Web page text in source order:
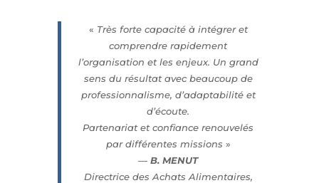
« Très forte capacité à intégrer et
comprendre rapidement
l’organisation et les enjeux. Un grand
sens du résultat avec beaucoup de
professionnalisme, d’adaptabilité et
d’écoute.
Partenariat et confiance renouvelés
par différentes missions »
—B. MENUT
Directrice des Achats Alimentaires,